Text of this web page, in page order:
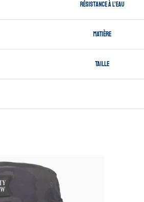
Résistance à l’eau
Matière
Taille